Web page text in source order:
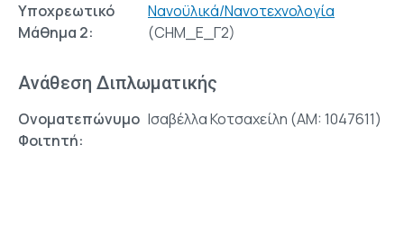
Υποχρεωτικό
Μάθημα 2:
Νανοϋλικά/Νανοτεχνολογία
(CHM_E_Γ2)
Ανάθεση Διπλωματικής
Ονοματεπώνυμο
Φοιτητή:
Ισαβέλλα Κοτσαχείλη (AM: 1047611)